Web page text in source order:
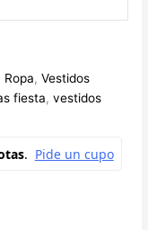
Ropa,Vestidos
fiesta,vestidos